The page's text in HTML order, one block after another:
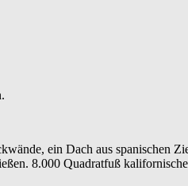
ein Dach aus spanischen
8.000 Quadratfuß